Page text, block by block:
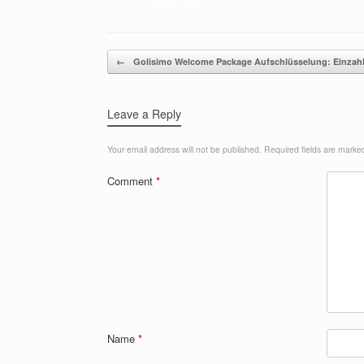
Post navigation
← Golisimo Welcome Package Aufschlüsselung:
Leave a Reply
Your email address will not be published. Required fields are
Comment *
Name *